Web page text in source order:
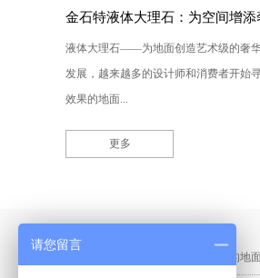
金石特液体大理石：为空间增
液体大理石——为地面创造艺术级的奢
发展，越来越多的设计师和消费者开始
效果的地面...
更多
产品采购直通车
做中国最硬的地坪，金石特钢化您的地面
请您留言